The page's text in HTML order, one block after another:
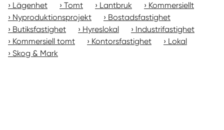
Lägenhet
Tomt Lantbruk
Kommersiellt
Nyproduktionsprojekt
Bostadsfastighet
Butiksfastighet
Hyreslokal
Industrifastighet
Kommersiell tomt
Kontorsfastighet
Lokal
Skog & Mark